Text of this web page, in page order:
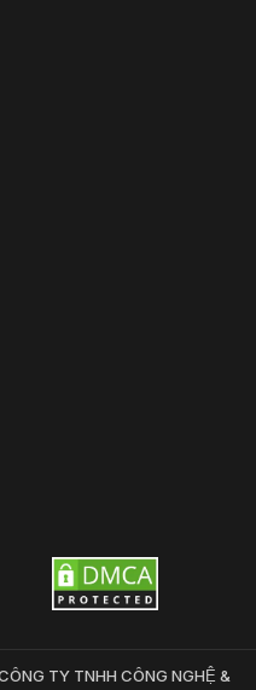
TY TNHH CÔNG NGHỆ &